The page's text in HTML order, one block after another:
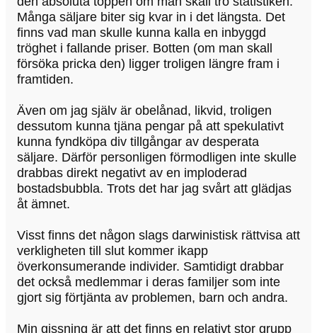
Många säljare biter sig kvar in i det längsta. Det
finns vad man skulle kunna kalla en inbyggd
tröghet i fallande priser. Botten (om man skall
försöka pricka den) ligger troligen längre fram i
framtiden.
Även om jag själv är obelånad, likvid, troligen
dessutom kunna tjäna pengar på att spekulativt
kunna fyndköpa div tillgångar av desperata
säljare. Därför personligen förmodligen inte skulle
drabbas direkt negativt av en imploderad
bostadsbubbla. Trots det har jag svårt att glädjas
åt ämnet.
Visst finns det någon slags darwinistisk rättvisa att
verkligheten till slut kommer ikapp
överkonsumerande individer. Samtidigt drabbar
det också medlemmar i deras familjer som inte
gjort sig förtjänta av problemen, barn och andra.
Min gissning är att det finns en relativt stor grupp